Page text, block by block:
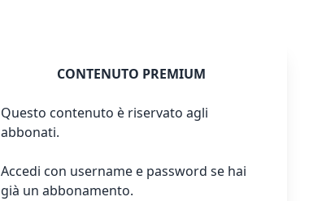
CONTENUTO PREMIUM
Questo contenuto è riservato agli
abbonati.
Accedi con username e password se hai
già un abbonamento.